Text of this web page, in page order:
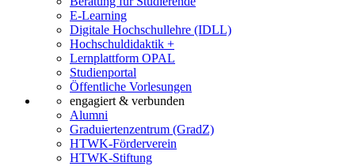
E-Learning
Digitale Hochschullehre (IDLL)
Hochschuldidaktik +
Lernplattform OPAL
Studienportal
Öffentliche Vorlesungen
engagiert & verbunden
Alumni
Graduiertenzentrum (GradZ)
HTWK-Förderverein
HTWK-Stiftung